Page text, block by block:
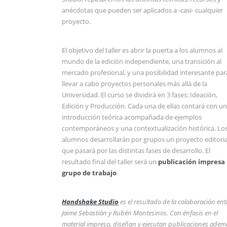
anécdotas que pueden ser aplicados a -casi- cualquier
proyecto.
El objetivo del taller es abrir la puerta a los alumnos al
mundo de la edición independiente, una transición al
mercado profesional, y una posibilidad interesante
llevar a cabo proyectos personales más allá de la
Universidad. El curso se dividirá en 3 fases: Ideación,
Edición y Producción. Cada una de ellas contará con
introducción teórica acompañada de ejemplos
contemporáneos y una contextualización histórica.
alumnos desarrollarán por grupos un proyecto
que pasará por las distintas fases de desarrollo. El
resultado final del taller será un publicación impresa
grupo de trabajo.
Handshake Studio es el resultado de la colaboración
Jaime Sebastián y Rubén Montesinos. Con énfasis en el
material impreso, diseñan y ejecutan publicaciones